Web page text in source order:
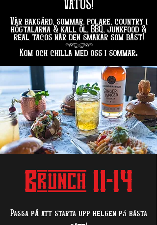
VATOS!
Vår bakgård, sommar, polare, country i
högtalarna & kall öl, BBQ, junkfood &
real tacos när den smakar som bäst!
hg
Kom och chilla med oss i sommar.
Brunch 11-14
Passa på att starta upp helgen pả bästa